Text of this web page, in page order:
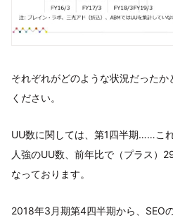
それぞれがどのような状況だった
ください。
UU数に関しては、第1四半期……こ
人強のUU数、前年比で（プラス）
なっております。
2018年3月期第4四半期から、SEO